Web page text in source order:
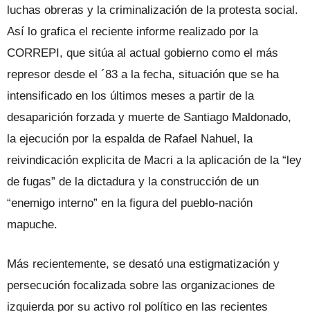
luchas obreras y la criminalización de la protesta social.
Así lo grafica el reciente informe realizado por la
CORREPI, que sitúa al actual gobierno como el más
represor desde el ´83 a la fecha, situación que se ha
intensificado en los últimos meses a partir de la
desaparición forzada y muerte de Santiago Maldonado,
la ejecución por la espalda de Rafael Nahuel, la
reivindicación explicita de Macri a la aplicación de la “ley
de fugas” de la dictadura y la construcción de un
“enemigo interno” en la figura del pueblo-nación
mapuche.
Más recientemente, se desató una estigmatización y
persecución focalizada sobre las organizaciones de
izquierda por su activo rol político en las recientes